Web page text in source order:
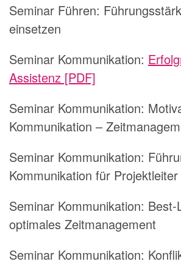
Seminar Führen:
einsetzen
Seminar Kommunikation:
Assistenz [PDF]
Seminar Kommunikation:
Kommunikation –
Seminar Kommunikation:
Kommunikation für Projektleiter
Seminar Kommunikation: Best-
optimales Zeitmanagement
Seminar Kommunikation: